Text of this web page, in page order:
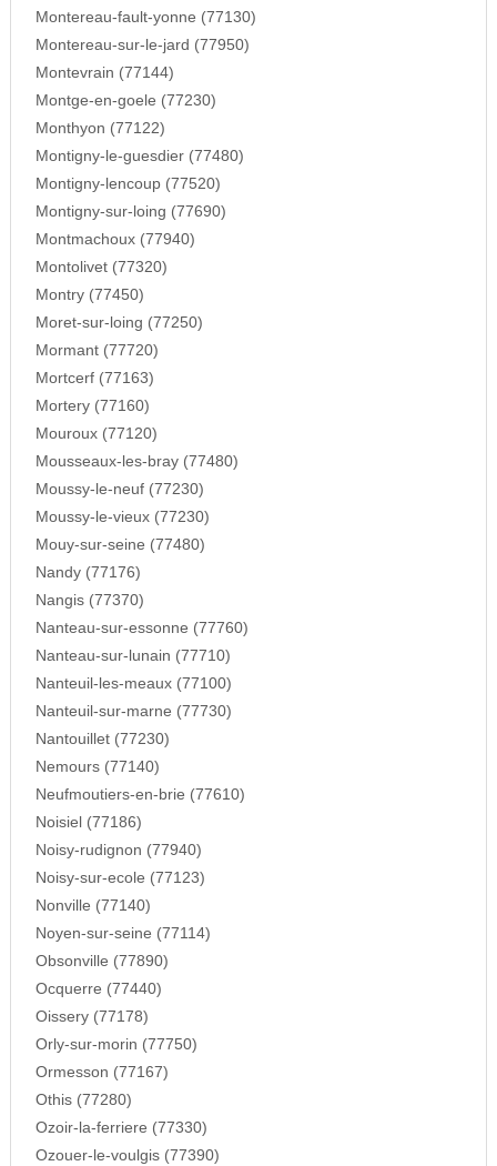
Montereau-fault-yonne (77130)
Montereau-sur-le-jard (77950)
Montevrain (77144)
Montge-en-goele (77230)
Monthyon (77122)
Montigny-le-guesdier (77480)
Montigny-lencoup (77520)
Montigny-sur-loing (77690)
Montmachoux (77940)
Montolivet (77320)
Montry (77450)
Moret-sur-loing (77250)
Mormant (77720)
Mortcerf (77163)
Mortery (77160)
Mouroux (77120)
Mousseaux-les-bray (77480)
Moussy-le-neuf (77230)
Moussy-le-vieux (77230)
Mouy-sur-seine (77480)
Nandy (77176)
Nangis (77370)
Nanteau-sur-essonne (77760)
Nanteau-sur-lunain (77710)
Nanteuil-les-meaux (77100)
Nanteuil-sur-marne (77730)
Nantouillet (77230)
Nemours (77140)
Neufmoutiers-en-brie (77610)
Noisiel (77186)
Noisy-rudignon (77940)
Noisy-sur-ecole (77123)
Nonville (77140)
Noyen-sur-seine (77114)
Obsonville (77890)
Ocquerre (77440)
Oissery (77178)
Orly-sur-morin (77750)
Ormesson (77167)
Othis (77280)
Ozoir-la-ferriere (77330)
Ozouer-le-voulgis (77390)